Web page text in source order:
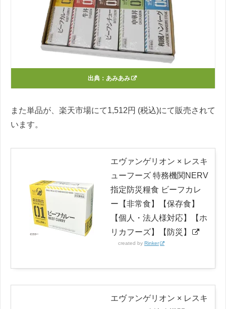
出典： あみあみ
また単品が、楽天市場にて1,512円 (税込)にて販売されて
います。
エヴァンゲリオン × レスキ
ューフーズ 特務機関NERV
指定防災糧食 ビーフカレ
ー【非常食】【保存食】
【個人・法人様対応】【ホ
リカフーズ】【防災】
created by Rinker
エヴァンゲリオン × レスキ